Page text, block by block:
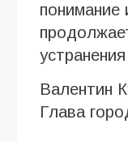
понимание
Валентин
Глава